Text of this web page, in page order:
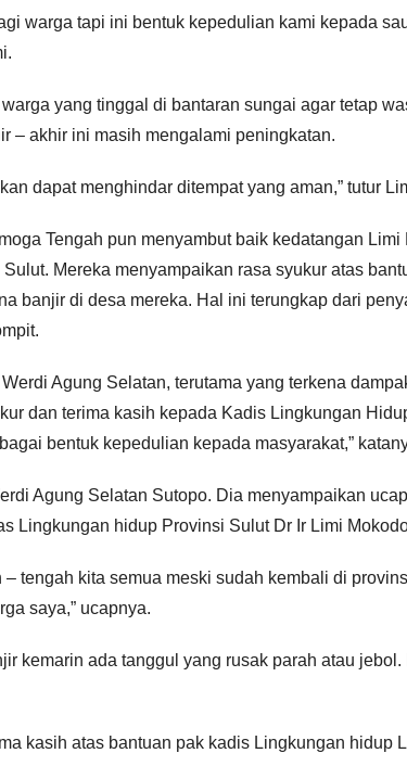
warga tapi ini bentuk kepedulian kami kepada
yang tinggal di bantaran sungai agar tetap
– akhir ini masih mengalami peningkatan.
dapat menghindar ditempat yang aman,” tutur
Tengah pun menyambut baik kedatangan Limi
Mereka menyampaikan rasa syukur atas
banjir di desa mereka. Hal ini terungkap dari
Agung Selatan, terutama yang terkena
dan terima kasih kepada Kadis Lingkungan
bentuk kepedulian kepada masyarakat,”
Agung Selatan Sutopo. Dia menyampaikan
Lingkungan hidup Provinsi Sulut Dr Ir Limi
– tengah kita semua meski sudah kembali di
saya,” ucapnya.
kemarin ada tanggul yang rusak parah atau jebol.
kasih atas bantuan pak kadis Lingkungan hidup